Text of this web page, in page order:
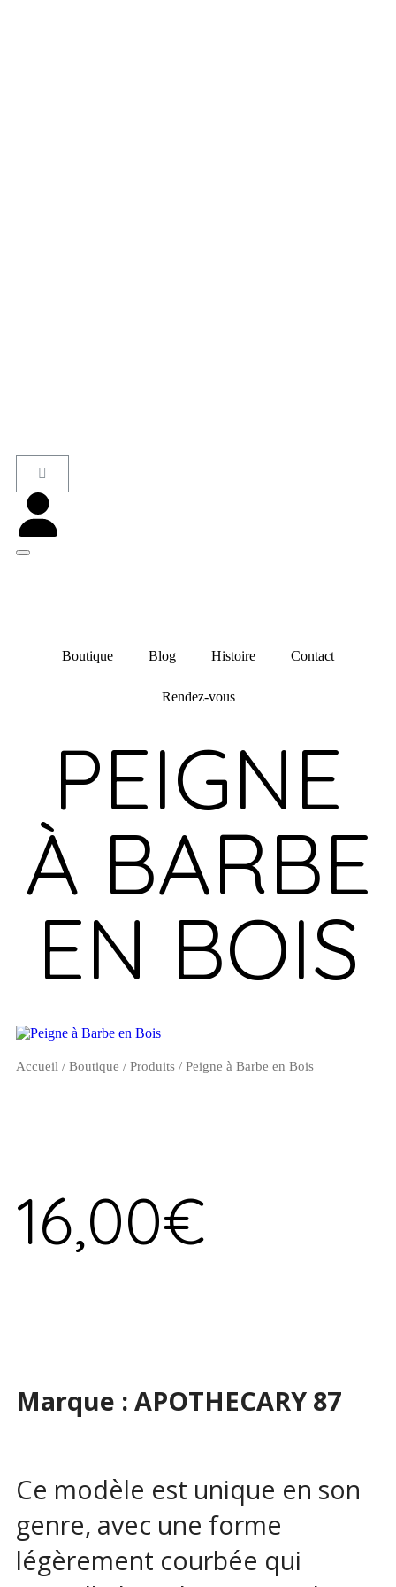
Boutique Blog Histoire Contact
Rendez-vous
PEIGNE
À BARBE
EN BOIS
Accueil / Boutique / Produits / Peigne à Barbe en Bois
16,00€
Marque : APOTHECARY 87
Ce modèle est unique en son
genre, avec une forme
légèrement courbée qui